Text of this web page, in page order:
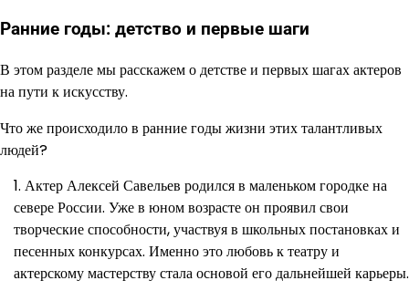
Ранние годы: детство и первые шаги
В этом разделе мы расскажем о детстве и первых шагах актеров
на пути к искусству.
Что же происходило в ранние годы жизни этих талантливых
людей?
Актер Алексей Савельев родился в маленьком городке на
севере России. Уже в юном возрасте он проявил свои
творческие способности, участвуя в школьных постановках и
песенных конкурсах. Именно это любовь к театру и
актерскому мастерству стала основой его дальнейшей карьеры.